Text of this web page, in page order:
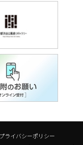
プライバシーポリシー